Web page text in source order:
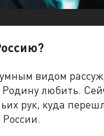
видом
любить.
рук, куда